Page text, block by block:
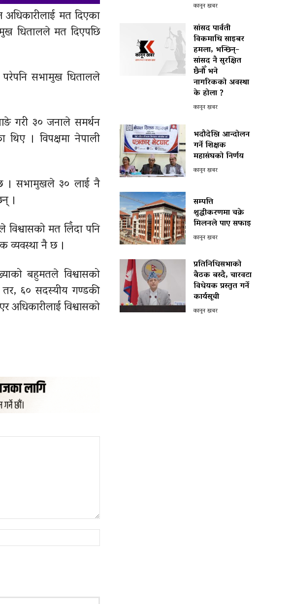
मत दिएका
धितालले मत दिएपछि
परेपनि सभामुख धितालले
गरी ३० जनाले समर्थन
। विपक्षमा नेपाली
। सभामुखले ३० लाई नै
।
मत लिँदा पनि
व्यवस्था नै छ ।
बहुमतले विश्वासको
तर, ६० सदस्यीय गण्डकी
विश्वासको
कानून खबर
सांसद पार्वती
विकमाथि साइबर
हमला, भन्छिन्–
सांसद नै सुरक्षित
छैनौँ भने
नागरिकको अवस्था
के होला ?
कानून खबर
भदौदेखि आन्दोलन
गर्ने शिक्षक
महासंघको निर्णय
कानून खबर
सम्पत्ति
शुद्धीकरणमा चक्रे
मिलनले पाए सफाइ
कानून खबर
प्रतिनिधिसभाको
बैठक बस्दै, चारवटा
विधेयक प्रस्तुत गर्ने
कार्यसूची
कानून खबर